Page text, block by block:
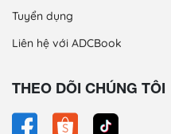
Tuyển dụng
Liên hệ với ADCBook
THEO DÕI CHÚNG TÔI